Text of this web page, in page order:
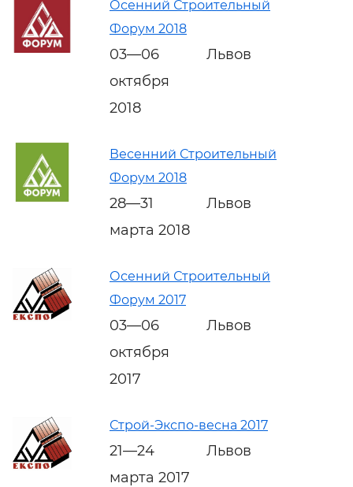
Осенний Строительный
Форум 2018
03—06
октября
2018
Львов
Весенний Строительный
Форум 2018
28—31
марта 2018
Львов
Осенний Строительный
Форум 2017
03—06
октября
2017
Львов
Строй-Экспо-весна 2017
21—24
марта 2017
Львов